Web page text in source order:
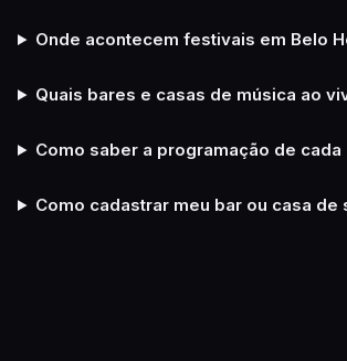
Onde acontecem festivais em Belo
Quais bares e casas de música ao
Como saber a programação de cada
Como cadastrar meu bar ou casa de